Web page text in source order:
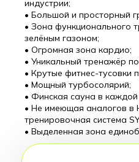
индустрии;
• Большой и просторный
• Зона функционального
зелёным газоном;
• Огромная зона кардио;
• Уникальный тренажёр
• Крутые фитнес-тусовки
• Мощный турбосолярий;
• Финская сауна в
• Не имеющая аналогов в
тренировочная система
• Выделенная зона